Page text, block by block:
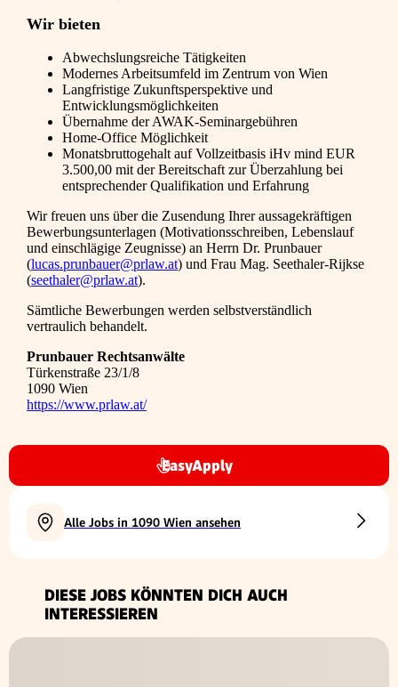
Wir bieten
Abwechslungsreiche Tätigkeiten
Modernes Arbeitsumfeld im Zentrum von Wien
Langfristige Zukunftsperspektive und
Entwicklungsmöglichkeiten
Übernahme der AWAK-Seminargebühren
Home-Office Möglichkeit
Monatsbruttogehalt auf Vollzeitbasis iHv mind EUR
3.500,00 mit der Bereitschaft zur Überzahlung bei
entsprechender Qualifikation und Erfahrung
Wir freuen uns über die Zusendung Ihrer aussagekräftigen
Bewerbungsunterlagen (Motivationsschreiben, Lebenslauf
und einschlägige Zeugnisse) an Herrn Dr. Prunbauer
(lucas.prunbauer@prlaw.at) und Frau Mag. Seethaler-Rijkse
(seethaler@prlaw.at).
Sämtliche Bewerbungen werden selbstverständlich
vertraulich behandelt.
Prunbauer Rechtsanwälte
Türkenstraße 23/1/8
1090 Wien
https://www.prlaw.at/
EasyApply
Alle Jobs in 1090 Wien ansehen
DIESE JOBS KÖNNTEN DICH AUCH
INTERESSIEREN